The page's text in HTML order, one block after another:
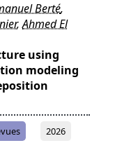
Berté,
,Ahmed El
using
modeling
2026